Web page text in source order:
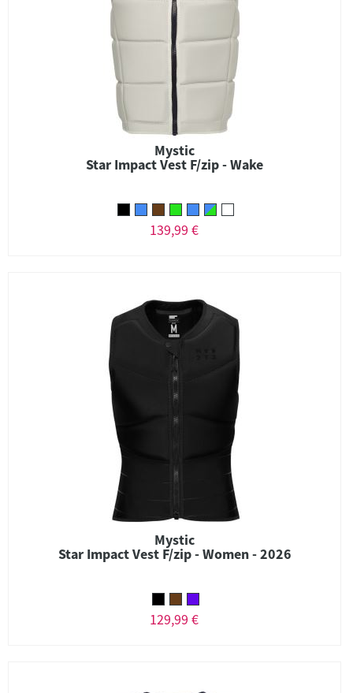
Mystic
Star Impact Vest F/zip - Wake
139,99 €
Mystic
Star Impact Vest F/zip - Women - 2026
129,99 €